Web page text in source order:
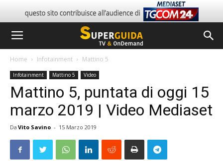
Home Infotainment Mattino 5
Infotainment Mattino 5 Video
Mattino 5, puntata di oggi 15
marzo 2019 | Video Mediaset
Da Vito Savino - 15 Marzo 2019